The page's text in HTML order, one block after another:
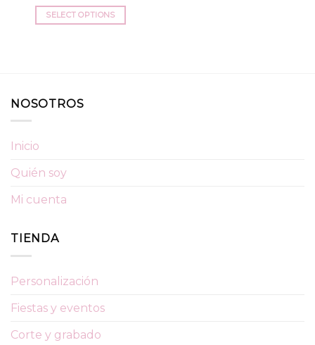
SELECT OPTIONS
NOSOTROS
Inicio
Quién soy
Mi cuenta
TIENDA
Personalización
Fiestas y eventos
Corte y grabado